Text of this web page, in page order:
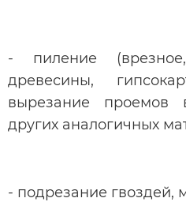
- пиление
древесины,
вырезание проемов
других аналогичных
- подрезание гвоздей,